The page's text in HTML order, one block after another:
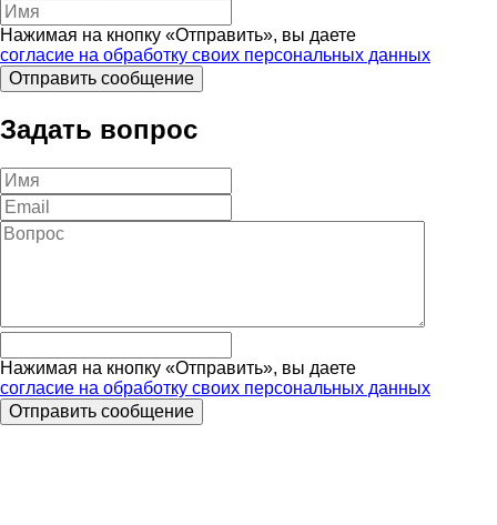
Нажимая на кнопку «Отправить», вы даете
согласие на обработку своих персональных данных
Задать вопрос
Нажимая на кнопку «Отправить», вы даете
согласие на обработку своих персональных данных